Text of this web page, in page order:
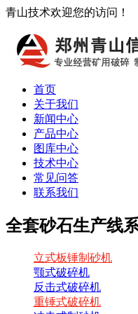
青山技术欢迎您的访问！
首页
关于我们
新闻中心
产品中心
图库中心
技术中心
常见问答
联系我们
全套砂石生产线
立式板锤制砂机
颚式破碎机
反击式破碎机
重锤式破碎机